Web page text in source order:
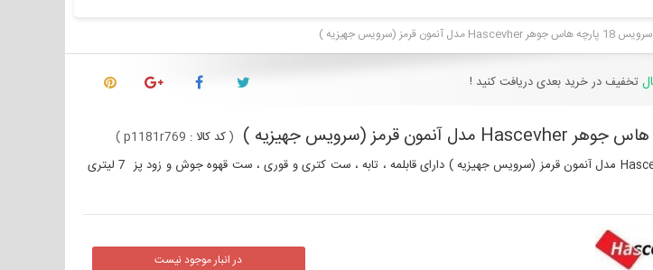
سرویس 18 پارچه هاس جوهر Hascevher مدل آنمون قرمز (سرویس جهیزیه )
تخفیف در خرید بعدی دریافت کنید !
(کد کالا : p1181r769
)
سرویس 18 پارچه Hascevher مدل آنمون قرمز (سرویس جهیزیه ) دارای قابلمه ، تابه ، ست کتری و قوری ، ست قهوه جوش و زود پز 7 لیتری
در انبار موجود نیست